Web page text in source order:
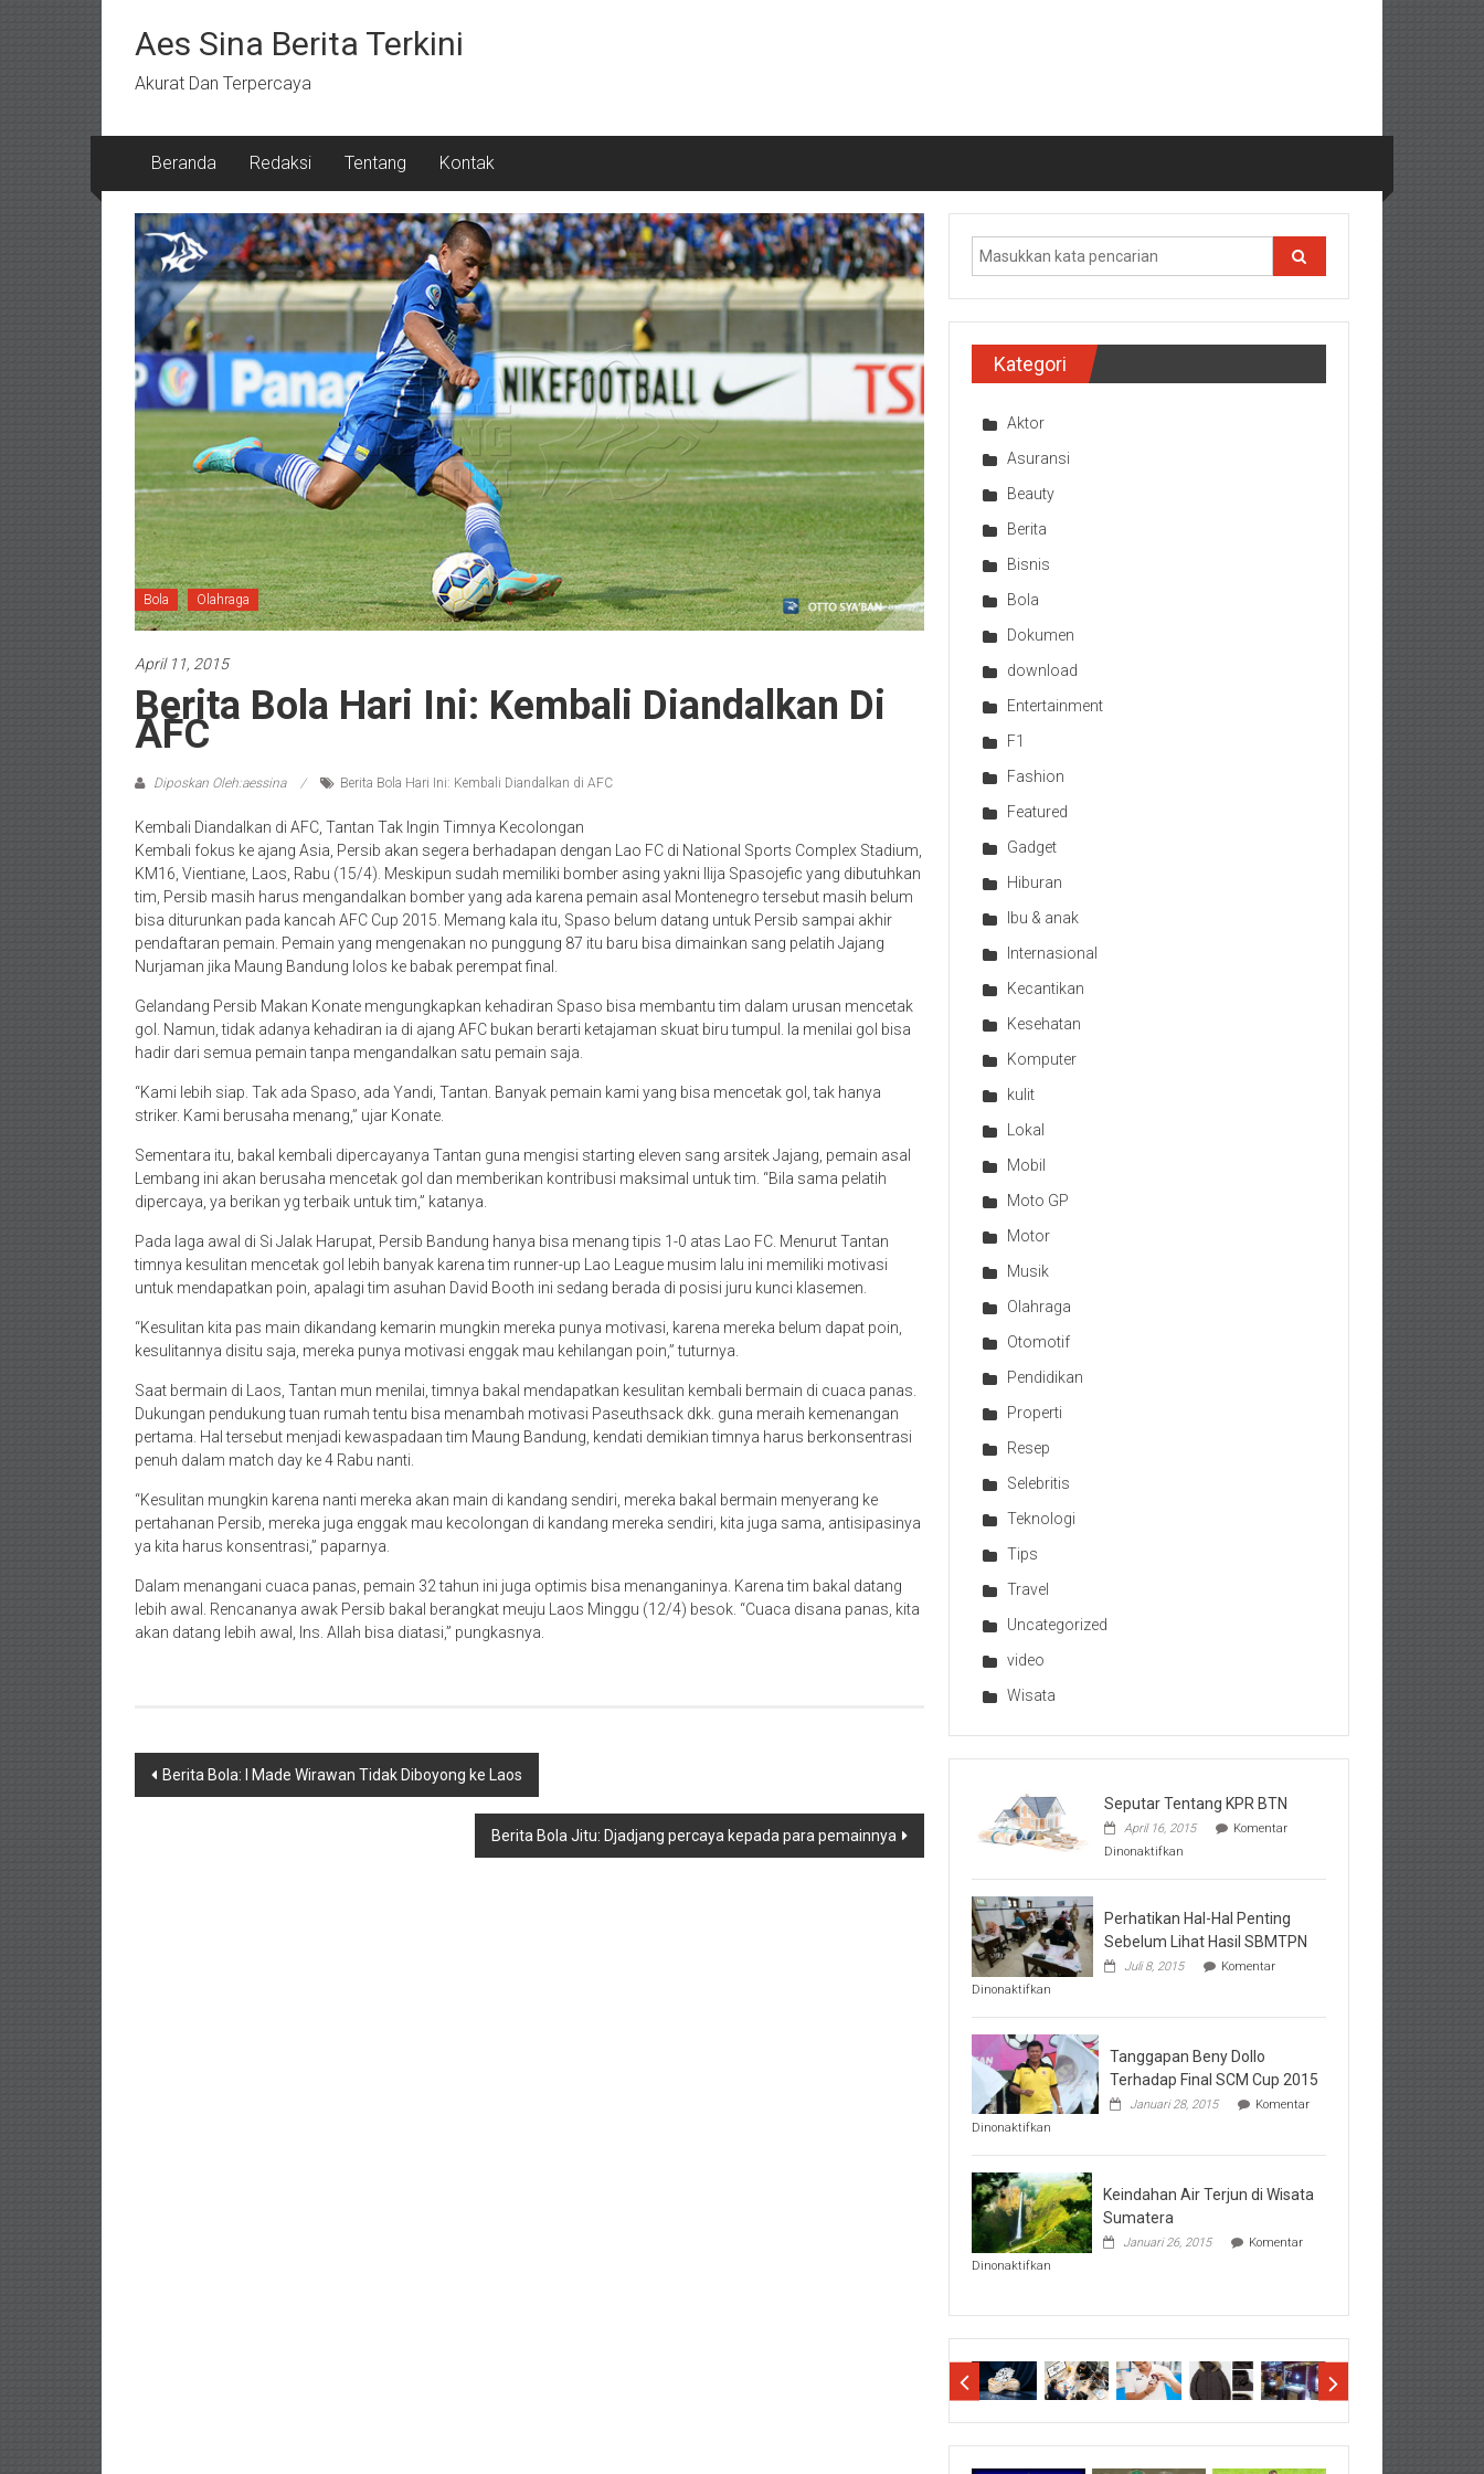
kontenAes Sina Berita Terkini
Akurat Dan Terpercaya
Beranda Redaksi Tentang Kontak
Bola Olahraga
April 11, 2015
Berita Bola Hari Ini: Kembali Diandalkan Di
AFC
Diposkan Oleh:aessina Berita Bola Hari Ini: Kembali Diandalkan di AFC
Kembali Diandalkan di AFC, Tantan Tak Ingin Timnya Kecolongan
Kembali fokus ke ajang Asia, Persib akan segera berhadapan dengan Lao FC di National Sports Complex Stadium,
KM16, Vientiane, Laos, Rabu (15/4). Meskipun sudah memiliki bomber asing yakni Ilija Spasojefic yang dibutuhkan
tim, Persib masih harus mengandalkan bomber yang ada karena pemain asal Montenegro tersebut masih belum
bisa diturunkan pada kancah AFC Cup 2015. Memang kala itu, Spaso belum datang untuk Persib sampai akhir
pendaftaran pemain. Pemain yang mengenakan no punggung 87 itu baru bisa dimainkan sang pelatih Jajang
Nurjaman jika Maung Bandung lolos ke babak perempat final.
Gelandang Persib Makan Konate mengungkapkan kehadiran Spaso bisa membantu tim dalam urusan mencetak
gol. Namun, tidak adanya kehadiran ia di ajang AFC bukan berarti ketajaman skuat biru tumpul. Ia menilai gol bisa
hadir dari semua pemain tanpa mengandalkan satu pemain saja.
“Kami lebih siap. Tak ada Spaso, ada Yandi, Tantan. Banyak pemain kami yang bisa mencetak gol, tak hanya
striker. Kami berusaha menang,” ujar Konate.
Sementara itu, bakal kembali dipercayanya Tantan guna mengisi starting eleven sang arsitek Jajang, pemain asal
Lembang ini akan berusaha mencetak gol dan memberikan kontribusi maksimal untuk tim. “Bila sama pelatih
dipercaya, ya berikan yg terbaik untuk tim,” katanya.
Pada laga awal di Si Jalak Harupat, Persib Bandung hanya bisa menang tipis 1-0 atas Lao FC. Menurut Tantan
timnya kesulitan mencetak gol lebih banyak karena tim runner-up Lao League musim lalu ini memiliki motivasi
untuk mendapatkan poin, apalagi tim asuhan David Booth ini sedang berada di posisi juru kunci klasemen.
“Kesulitan kita pas main dikandang kemarin mungkin mereka punya motivasi, karena mereka belum dapat poin,
kesulitannya disitu saja, mereka punya motivasi enggak mau kehilangan poin,” tuturnya.
Saat bermain di Laos, Tantan mun menilai, timnya bakal mendapatkan kesulitan kembali bermain di cuaca panas.
Dukungan pendukung tuan rumah tentu bisa menambah motivasi Paseuthsack dkk. guna meraih kemenangan
pertama. Hal tersebut menjadi kewaspadaan tim Maung Bandung, kendati demikian timnya harus berkonsentrasi
penuh dalam match day ke 4 Rabu nanti.
“Kesulitan mungkin karena nanti mereka akan main di kandang sendiri, mereka bakal bermain menyerang ke
pertahanan Persib, mereka juga enggak mau kecolongan di kandang mereka sendiri, kita juga sama, antisipasinya
ya kita harus konsentrasi,” paparnya.
Dalam menangani cuaca panas, pemain 32 tahun ini juga optimis bisa menanganinya. Karena tim bakal datang
lebih awal. Rencananya awak Persib bakal berangkat meuju Laos Minggu (12/4) besok. “Cuaca disana panas, kita
akan datang lebih awal, Ins. Allah bisa diatasi,” pungkasnya.
Navigasi
Berita Bola: I Made Wirawan Tidak Diboyong ke Laos
Berita Bola Jitu: Djadjang percaya kepada para pemainnya
Kategori
Aktor
Asuransi
Beauty
Berita
Bisnis
Bola
Dokumen
download
Entertainment
F1
Fashion
Featured
Gadget
Hiburan
Ibu & anak
Internasional
Kecantikan
Kesehatan
Komputer
kulit
Lokal
Mobil
Moto GP
Motor
Musik
Olahraga
Otomotif
Pendidikan
Properti
Resep
Selebritis
Teknologi
Tips
Travel
Uncategorized
video
Wisata
Seputar Tentang KPR BTN
April 16, 2015
Komentar
Dinonaktifkan
Tentang
BTN
Perhatikan Hal-Hal Penting
Sebelum Lihat Hasil SBMTPN
Juli 8, 2015
Komentar
Dinonaktifkan
Hal-
Hal
Penting
Sebelum
Lihat
Hasil
Tanggapan Beny Dollo
Terhadap Final SCM Cup 2015
Januari 28, 2015
Komentar
Dinonaktifkan
Beny
Dollo
Terhadap
Final
SCM
Cup
Keindahan Air Terjun di Wisata
Sumatera
Januari 26, 2015
Komentar
Dinonaktifkan
Terjun
Sumatera